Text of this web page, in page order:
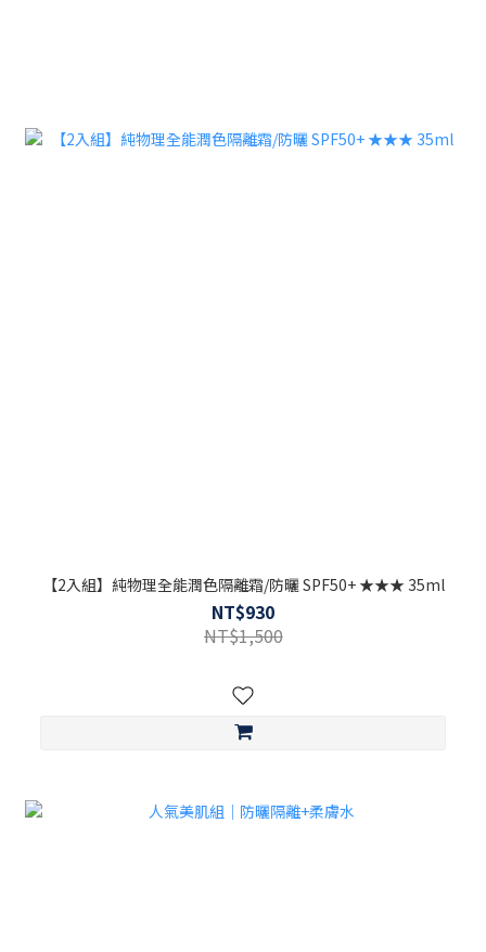
【2入組】純物理全能潤色隔離霜/防曬 SPF50+ ★★★ 35ml
NT$930
NT$1,500